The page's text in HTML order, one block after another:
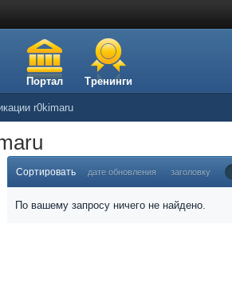
Портал Тренинги
r0kimaru
Сортировать дате обновления заголовку
По вашему запросу ничего не найдено.